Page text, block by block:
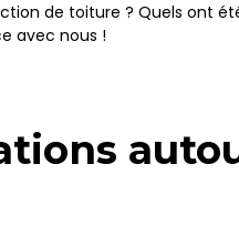
de toiture ? Quels ont
avec nous !